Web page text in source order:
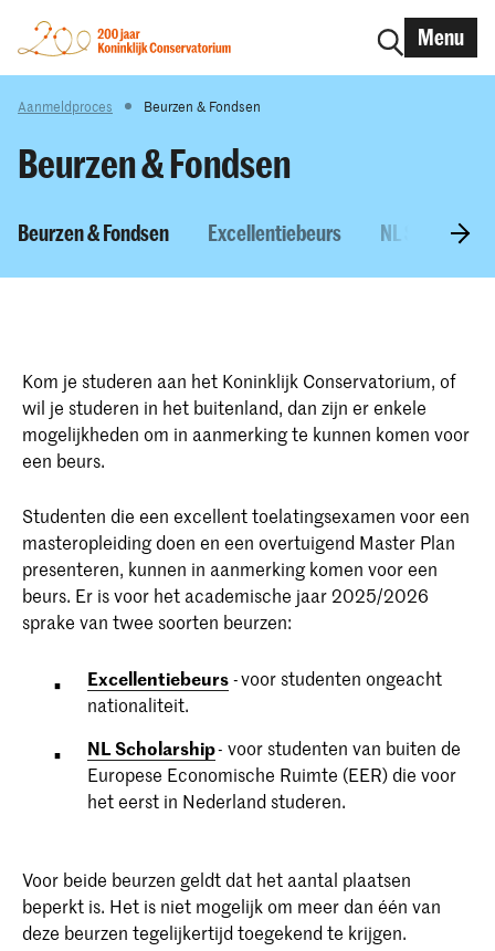
Menu
Aanmeldproces Beurzen & Fondsen
Beurzen & Fondsen
Beurzen & Fondsen Excellentiebeurs NL
Kom je studeren aan het Koninklijk Conservatorium, of
wil je studeren in het buitenland, dan zijn er enkele
mogelijkheden om in aanmerking te kunnen komen voor
een beurs.
Studenten die een excellent toelatingsexamen voor een
masteropleiding doen en een overtuigend Master Plan
presenteren, kunnen in aanmerking komen voor een
beurs. Er is voor het academische jaar 2025/2026
sprake van twee soorten beurzen:
Excellentiebeurs- voor studenten ongeacht
nationaliteit.
NL Scholarship- voor studenten van buiten de
Europese Economische Ruimte (EER) die voor
het eerst in Nederland studeren.
Voor beide beurzen geldt dat het aantal plaatsen
beperkt is. Het is niet mogelijk om meer dan één van
deze beurzen tegelijkertijd toegekend te krijgen.